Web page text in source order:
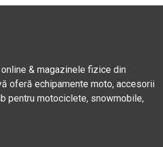
& magazinele fizice din
oferă echipamente moto, accesorii
pentru motociclete, snowmobile,